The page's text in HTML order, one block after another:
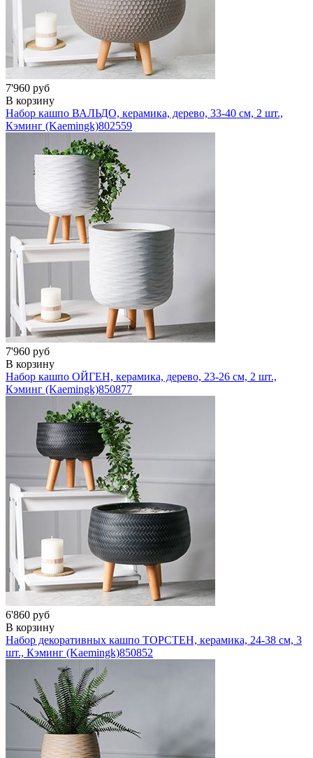
7'960 руб
В корзину
Набор кашпо ВАЛЬДО, керамика, дерево, 33-40 см, 2 шт.,
Кэминг (Kaemingk)802559
7'960 руб
В корзину
Набор кашпо ОЙГЕН, керамика, дерево, 23-26 см, 2 шт.,
Кэминг (Kaemingk)850877
6'860 руб
В корзину
Набор декоративных кашпо ТОРСТЕН, керамика, 24-38 см, 3
шт., Кэминг (Kaemingk)850852